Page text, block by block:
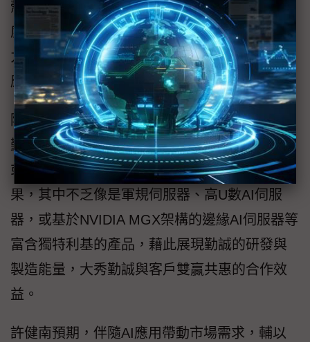
殼為主，專門為邊緣運算所設計，提高運算密
度同時縮小機殼尺寸，支援GPU裝載，讓AI算
力也能部署在網路邊緣，便於用戶展開Edge AI
應用。
除了展示自己研發的各系列OTS標準產品外，
勤誠2024年專設夥伴展區，展現與ODM廠、SI
或客戶等重要夥伴合作的JDM及OEM專案成
果，其中不乏像是軍規伺服器、高U數AI伺服
器，或基於NVIDIA MGX架構的邊緣AI伺服器等
富含獨特利基的產品，藉此展現勤誠的研發與
製造能量，大秀勤誠與客戶雙贏共惠的合作效
益。
許健南預期，伴隨AI應用帶動市場需求，輔以